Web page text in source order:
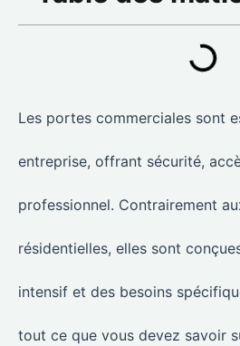
Les portes commerciales sont
entreprise, offrant sécurité,
professionnel. Contrairement
résidentielles, elles sont
intensif et des besoins
tout ce que vous devez savoir